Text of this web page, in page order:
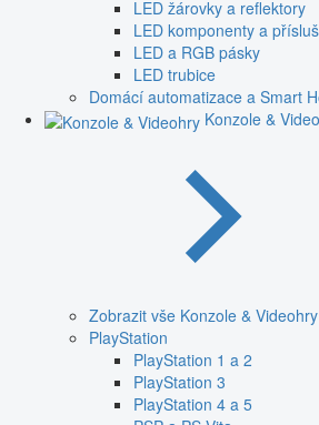
LED žárovky a reflektory
LED komponenty a
LED a RGB pásky
LED trubice
Domácí automatizace a Smart
Konzole &
Zobrazit vše Konzole & Videohry
PlayStation
PlayStation 1 a 2
PlayStation 3
PlayStation 4 a 5